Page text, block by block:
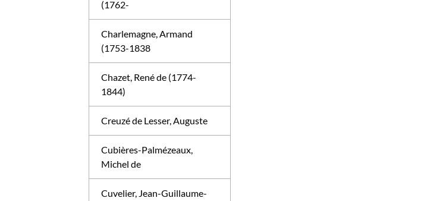
(1762-
Charlemagne, Armand
(1753-1838
Chazet, René de (1774-
1844)
Creuzé de Lesser, Auguste
Cubières-Palmézeaux,
Michel de
Cuvelier, Jean-Guillaume-